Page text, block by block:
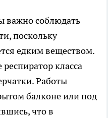
важно соблюдать
поскольку
едким веществом.
класса
Работы
балконе или под
что в